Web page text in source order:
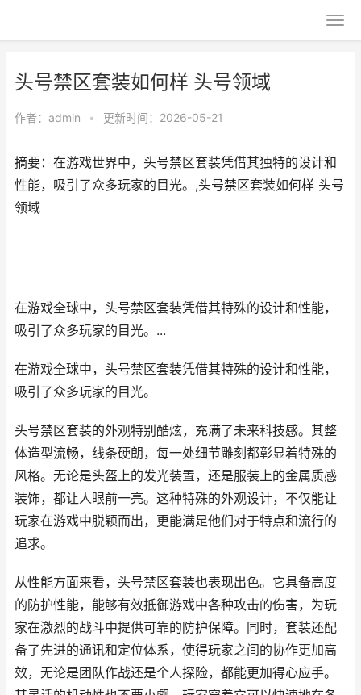
头号禁区套装如何样 头号领域
作者： admin • 更新时间：2026-05-21
摘要：在游戏世界中，头号禁区套装凭借其独特的设计和
性能，吸引了众多玩家的目光。,头号禁区套装如何样 头号
领域
在游戏全球中，头号禁区套装凭借其特殊的设计和性能，
吸引了众多玩家的目光。...
在游戏全球中，头号禁区套装凭借其特殊的设计和性能，
吸引了众多玩家的目光。
头号禁区套装的外观特别酷炫，充满了未来科技感。其整
体造型流畅，线条硬朗，每一处细节雕刻都彰显着特殊的
风格。无论是头盔上的发光装置，还是服装上的金属质感
装饰，都让人眼前一亮。这种特殊的外观设计，不仅能让
玩家在游戏中脱颖而出，更能满足他们对于特点和流行的
追求。
从性能方面来看，头号禁区套装也表现出色。它具备高度
的防护性能，能够有效抵御游戏中各种攻击的伤害，为玩
家在激烈的战斗中提供可靠的防护保障。同时，套装还配
备了先进的通讯和定位体系，使得玩家之间的协作更加高
效，无论是团队作战还是个人探险，都能更加得心应手。